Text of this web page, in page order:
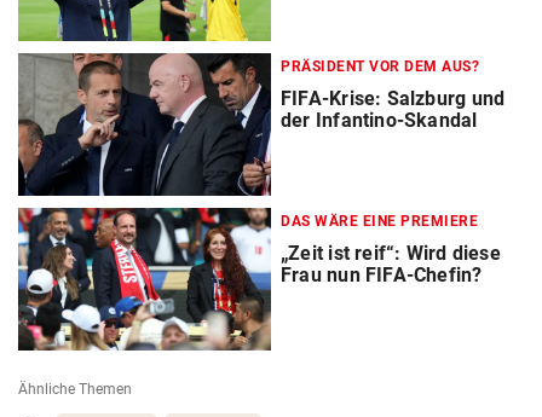
PRÄSIDENT VOR DEM AUS?
FIFA-Krise: Salzburg und
der Infantino-Skandal
DAS WÄRE EINE PREMIERE
„Zeit ist reif“: Wird diese
Frau nun FIFA-Chefin?
Ähnliche Themen